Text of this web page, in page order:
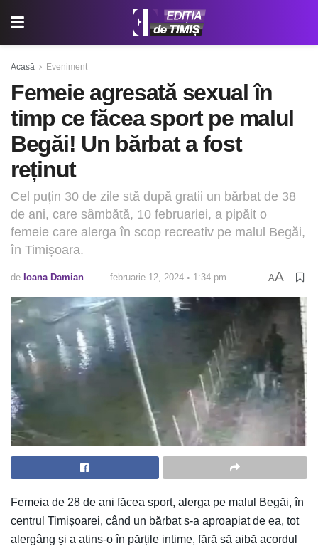
Acasă Eveniment
Femeie agresată sexual în
timp ce făcea sport pe malul
Begăi! Un bărbat a fost
reținut
Cel puțin 30 de zile stă după gratii un bărbat de 38
de ani, care sâmbătă, 10 februariei, a pipăit o
femeie care alerga în scop recreativ pe malul Begăi,
în Timișoara.
de Ioana Damian februarie 12, 2024 ◦ 1:34 pm AA
Femeia de 28 de ani făcea sport, alerga pe malul Begăi, în
centrul Timișoarei, când un bărbat s-a aproapiat de ea, tot
alergâng și a atins-o în părțile intime, fără să aibă acordul